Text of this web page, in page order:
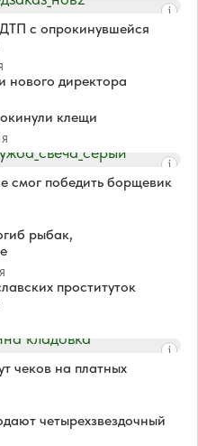
с опрокинувшейся
нового директора
клещи
смог победить борщевик
рыбак,
проституток
чеков на платных
четырехзвездочный